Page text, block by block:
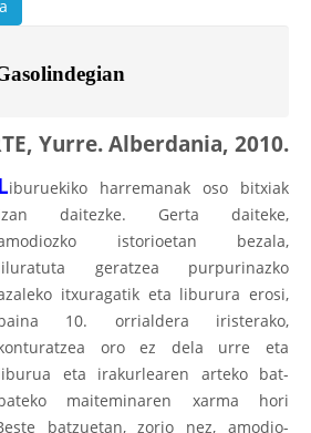
Yurre. Alberdania, 2010.
iburuekiko harremanak oso bitxiak
daitezke. Gerta daiteke,
istorioetan bezala,
geratzea purpurinazko
itxuragatik eta liburura erosi,
10. orrialdera iristerako,
oro ez dela urre eta
eta irakurlearen arteko bat-
maiteminaren xarma hori
batzuetan, zorio nez, amodio-